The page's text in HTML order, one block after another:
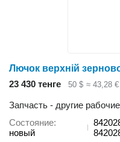
23 430 тенге 50 $ ≈ 43,28 €
Запчасть - другие
Состояние
новый